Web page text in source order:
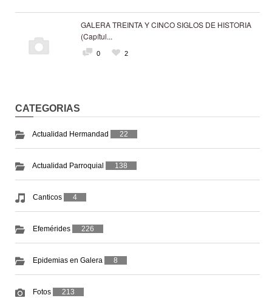
GALERA TREINTA Y CINCO SIGLOS DE HISTORIA
(Capítul...
0 2
CATEGORIAS
Actualidad Hermandad 22
Actualidad Parroquial 138
Canticos 4
Efemérides 226
Epidemias en Galera 8
Fotos 213